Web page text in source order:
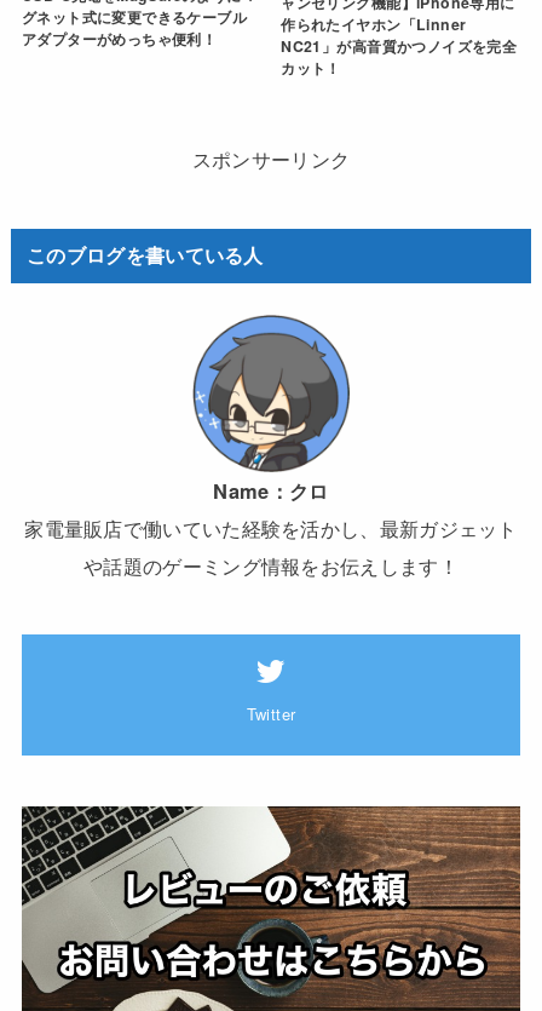
グネット式に変更できるケーブル
アダプターがめっちゃ便利！
作られたイヤホン「Linner
NC21」が高音質かつノイズを完全
カット！
スポンサーリンク
このブログを書いている人
Name： クロ
家電量販店で働いていた経験を活かし、最新ガジェット
や話題のゲーミング情報をお伝えします！
Twitter